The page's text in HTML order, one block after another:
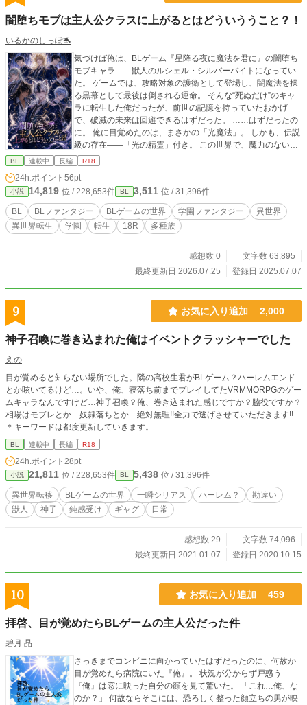
闇堕ちモブは主人公クラスに上がるとはどういううこと？！
いるかのしっぽ🐬
気づけば俺は、BLゲーム『星降る夜に魔法を君に』の闇堕ち
モブキャラ――獣人のルシェル・シルバーバイトになってい
た。 ゲームでは、攻略対象の護衛として登場し、闇魔法を操
る黒幕として最後は倒される運命。 そんな“死ぬだけ”のキャ
ラに転生した俺だったが、前世の記憶を持っていたおかげ
で、破滅の未来は回避できるはずだった。 ……はずだったの
に。 俺に目覚めたのは、まさかの「光魔法」。 しかも、伝説
級の存在――「光の精霊」付き。 この世界で、魔力のないは
ずの獣人が光魔法を使えるなんて、誰が信じるだろう？ 魔法
の運命に巻き込まれていく俺。
BL 連載中 長編 R18
24h.ポイント 56pt
小説 14,819 位 / 228,653件 BL 3,511 位 / 31,396件
BL BLファンタジー BLゲームの世界 学園ファンタジー
異世界
異世界転生
学園 転生 18R 多種族
感想数 0
文字数 63,895
最終更新日 2026.07.25
登録日 2025.07.07
9 お気に入り追加 2,000
神子召喚に巻き込まれた俺はイベントクラッシャーでした
えの
目が覚めると知らない場所でした。隣の高校生君がBLゲーム？ハーレムエンド
とか呟いてるけど…。いや、俺、寝落ち前までプレイしてたVRMMORPGのゲー
ムキャラなんですけど…神子召喚？俺、巻き込まれた感じですか？脇役ですか？
相場はモブレとか…奴隷落ちとか…絶対無理!!全力で逃げさせていただきます!!
＊キーワードは都度更新していきます。
BL 連載中 長編 R18
24h.ポイント 28pt
小説 21,811 位 / 228,653件 BL 5,438 位 / 31,396件
異世界転移 BLゲームの世界 一瞬シリアス ハーレム？
勘違い
獣人
神子 鈍感受け ギャグ 日常
感想数 29
文字数 74,096
最終更新日 2021.01.07
登録日 2020.10.15
10 お気に入り追加 459
拝啓、目が覚めたらBLゲームの主人公だった件
碧月 晶
さっきまでコンビニに向かっていたはずだったのに、何故か
目が覚めたら病院にいた『俺』。 状況が分からず戸惑う
『俺』は窓に映った自分の顔を見て驚いた。 「これ…俺、な
のか？」 何故ならそこには、恐ろしく整った顔立ちの男が映